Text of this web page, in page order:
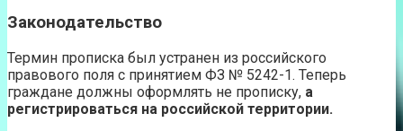
Законодательство
Термин прописка был устранен из российского
правового поля с принятием ФЗ № 5242-1. Теперь
граждане должны оформлять не прописку, а
регистрироваться на российской территории.